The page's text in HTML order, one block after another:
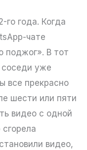
года. Когда
чате
поджог». В тот
уже
все прекрасно
шести или пяти
видео с одной
видео,